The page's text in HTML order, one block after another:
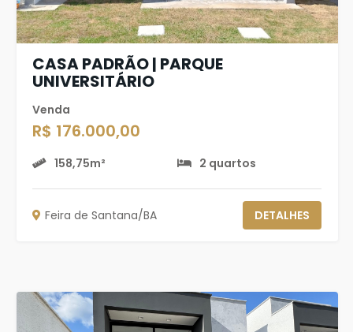
CASA PADRÃO | PARQUE
UNIVERSITÁRIO
Venda
R$ 176.000,00
158,75m² 2 quartos
Feira de Santana/BA DETALHES